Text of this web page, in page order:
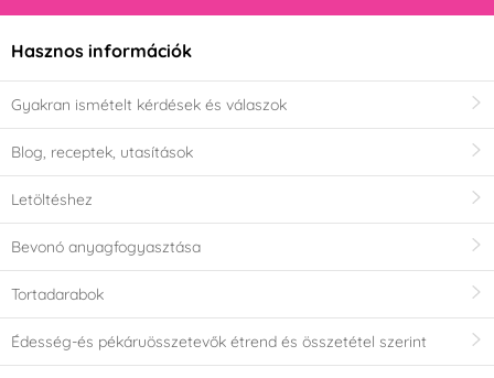
Hasznos információk
Gyakran ismételt kérdések és válaszok
Blog, receptek, utasítások
Letöltéshez
Bevonó anyagfogyasztása
Tortadarabok
Édesség-és pékáruösszetevők étrend és összetétel szerint